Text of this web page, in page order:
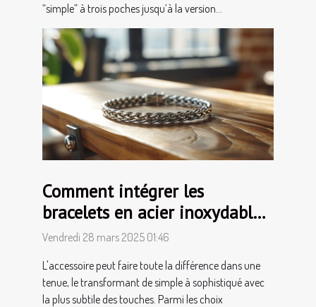
“simple” à trois poches jusqu’à la version...
Comment intégrer les
bracelets en acier inoxydable
à chaque style vestimentaire
Vendredi 28 mars 2025 01:46
L'accessoire peut faire toute la différence dans une
tenue, le transformant de simple à sophistiqué avec
la plus subtile des touches. Parmi les choix